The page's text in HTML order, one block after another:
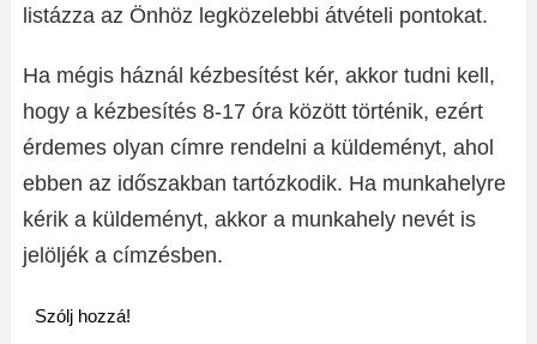
listázza az Önhöz legközelebbi átvételi pontokat.
Ha mégis háznál kézbesítést kér, akkor tudni kell,
hogy a kézbesítés 8-17 óra között történik, ezért
érdemes olyan címre rendelni a küldeményt, ahol
ebben az időszakban tartózkodik. Ha munkahelyre
kérik a küldeményt, akkor a munkahely nevét is
jelöljék a címzésben.
Szólj hozzá!